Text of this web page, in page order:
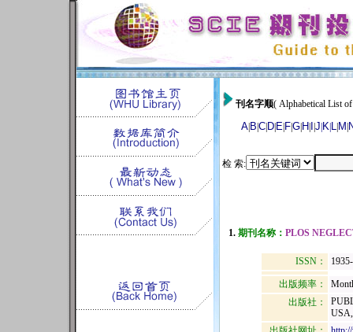
刊名字顺( Alphabetical List
A B C D E FG H J K L M
检 索:
1. 期刊名称： PLOS
ISSN：
出版频率：
出版社：